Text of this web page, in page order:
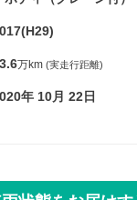
万km (実走行距離)
年 10月 22日